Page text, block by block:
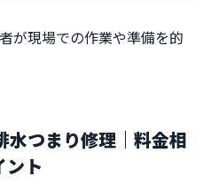
が現場での作業や準備を的
水つまり修理｜料金相
ント